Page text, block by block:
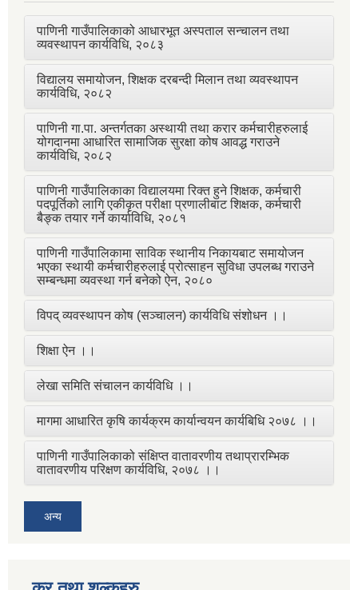
पाणिनी गाउँपालिकाको आधारभूत अस्पताल सन्चालन तथा
व्यवस्थापन कार्यविधि, २०८३
विद्यालय समायोजन, शिक्षक दरबन्दी मिलान तथा व्यवस्थापन
कार्यविधि, २०८२
पाणिनी गा.पा. अन्तर्गतका अस्थायी तथा करार कर्मचारीहरुलाई
योगदानमा आधारित सामाजिक सुरक्षा कोष आवद्ध गराउने
कार्यविधि, २०८२
पाणिनी गाउँपालिकाका विद्यालयमा रिक्त हुने शिक्षक, कर्मचारी
पदपूर्तिको लागि एकीकृत परीक्षा प्रणालीबाट शिक्षक, कर्मचारी
बैङ्क तयार गर्ने कार्याविधि, २०८१
पाणिनी गाउँपालिकामा साविक स्थानीय निकायबाट समायोजन
भएका स्थायी कर्मचारीहरुलाई प्रोत्साहन सुविधा उपलब्ध गराउने
सम्बन्धमा व्यवस्था गर्न बनेको ऐन, २०८०
विपद् व्यवस्थापन कोष (सञ्चालन) कार्यविधि संशोधन ।।
शिक्षा ऐन ।।
लेखा समिति संचालन कार्यविधि ।।
मागमा आधारित कृषि कार्यक्रम कार्यान्वयन कार्यबिधि २०७८ ।।
पाणिनी गाउँपालिकाको संक्षिप्त वातावरणीय तथाप्रारम्भिक
वातावरणीय परिक्षण कार्यविधि, २०७८ ।।
अन्य